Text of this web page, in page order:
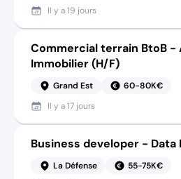
Il y a19 jours
Commercial terrain BtoB -
Immobilier (H/F)
Grand Est
60-80K€
Il y a17 jours
Business developer - Data
La Défense
55-75K€